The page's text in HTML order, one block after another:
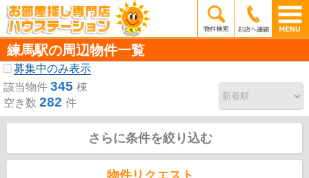
練馬駅の周辺物件一覧
募集中のみ表示
該当物件 345 棟
空き数 282 件
さらに条件を絞り込む
物件リクエスト